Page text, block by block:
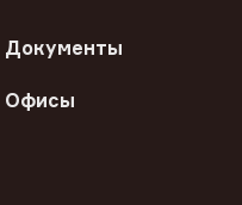
Документы
Офисы